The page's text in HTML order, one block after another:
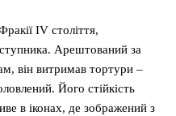
IV століття,
Арештований за
він витримав тортури –
Його стійкість
в іконах, де зображений з